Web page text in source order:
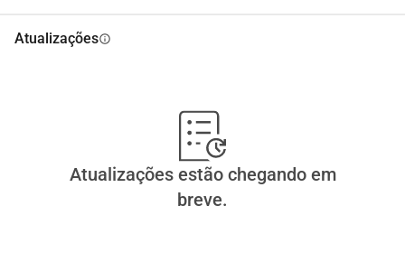
Atualizaçõesinfo
Atualizações estão chegando em
breve.